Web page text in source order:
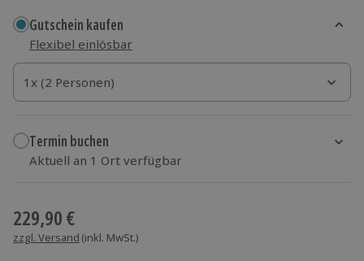
Gutschein kaufen
Flexibel einlösbar
1x (2 Personen)
1x (2 Personen)
1x (2 Personen)
Termin buchen
Aktuell an 1 Ort verfügbar
229,90 €
zzgl. Versand (inkl. MwSt.)